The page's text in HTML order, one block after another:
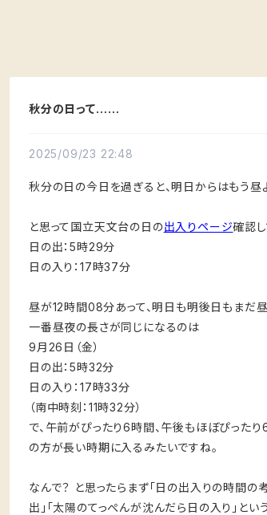
秋分の日って……
2025/09/23 22:48
秋分の日の今日を過ぎると、明日からはもう昼
と思って国立天文台の日の出入りページ確認
日の出：5時29分
日の入り：17時37分
昼が12時間08分あって、明日も明後日もまだ
一番昼夜の長さが同じになるのは
9月26日（金）
日の出：5時32分
日の入り：17時33分
（南中時刻：11時32分）
で、午前がぴったり6時間、午後もほぼぴった
の方が長い時期に入るみたいですね。
なんで？ と思ったらまず「日の出入りの時間の
出」「太陽のてっぺんが沈んだら日の入り」と